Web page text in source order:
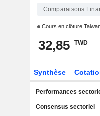
Comparaisons
Cours en clôture
32,85 TWD
Synthèse
Performances
Consensus sectoriel